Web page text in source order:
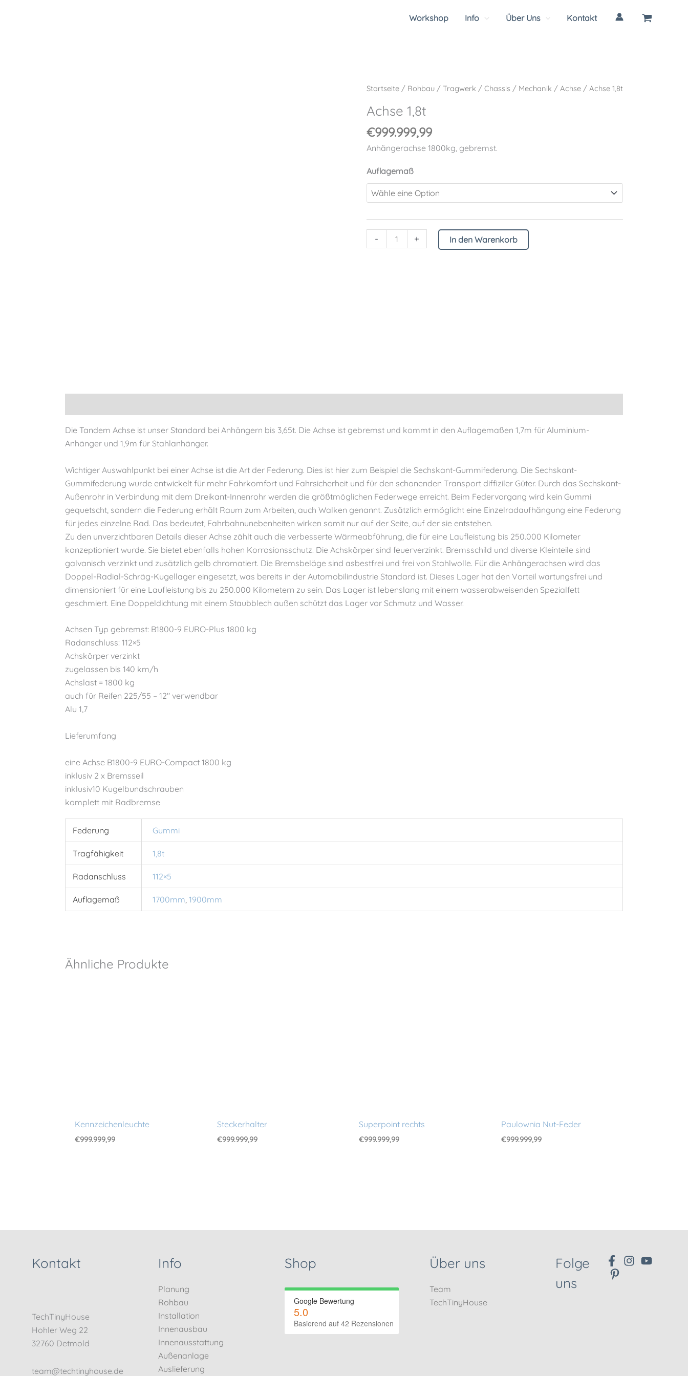
Workshop Info Über Uns Kontakt
Startseite/ Rohbau/ Tragwerk / Chassis / Mechanik / Achse/ Achse 1,8t
Achse 1,8t
€999.999,99
Anhängerachse 1800kg, gebremst.
Auflagemaß
-
Achse
Menge
+ In den Warenkorb
Die Tandem Achse ist unser Standard bei Anhängern bis 3,65t. Die Achse ist gebremst und kommt in den Auflagemaßen 1,7m für Aluminium-
Anhänger und 1,9m für Stahlanhänger.
Wichtiger Auswahlpunkt bei einer Achse ist die Art der Federung. Dies ist hier zum Beispiel die Sechskant-Gummifederung. Die Sechskant-
Gummifederung wurde entwickelt für mehr Fahrkomfort und Fahrsicherheit und für den schonenden Transport diffiziler Güter. Durch das Sechskant-
Außenrohr in Verbindung mit dem Dreikant-Innenrohr werden die größtmöglichen Federwege erreicht. Beim Federvorgang wird kein Gummi
gequetscht, sondern die Federung erhält Raum zum Arbeiten, auch Walken genannt. Zusätzlich ermöglicht eine Einzelradaufhängung eine Federung
für jedes einzelne Rad. Das bedeutet, Fahrbahnunebenheiten wirken somit nur auf der Seite, auf der sie entstehen.
Zu den unverzichtbaren Details dieser Achse zählt auch die verbesserte Wärmeabführung, die für eine Laufleistung bis 250.000 Kilometer
konzeptioniert wurde. Sie bietet ebenfalls hohen Korrosionsschutz. Die Achskörper sind feuerverzinkt. Bremsschild und diverse Kleinteile sind
galvanisch verzinkt und zusätzlich gelb chromatiert. Die Bremsbeläge sind asbestfrei und frei von Stahlwolle. Für die Anhängerachsen wird das
Doppel-Radial-Schräg-Kugellager eingesetzt, was bereits in der Automobilindustrie Standard ist. Dieses Lager hat den Vorteil wartungsfrei und
dimensioniert für eine Laufleistung bis zu 250.000 Kilometern zu sein. Das Lager ist lebenslang mit einem wasserabweisenden Spezialfett
geschmiert. Eine Doppeldichtung mit einem Staubblech außen schützt das Lager vor Schmutz und Wasser.
Achsen Typ gebremst: B1800-9 EURO-Plus 1800 kg
Radanschluss: 112×5
Achskörper verzinkt
zugelassen bis 140 km/h
Achslast = 1800 kg
auch für Reifen 225/55 – 12″ verwendbar
Alu 1,7
Lieferumfang
eine Achse B1800-9 EURO-Compact 1800 kg
inklusiv 2 x Bremsseil
inklusiv10 Kugelbundschrauben
komplett mit Radbremse
Federung Gummi
Tragfähigkeit 1,8t
Radanschluss 112×5
Auflagemaß 1700mm ,1900mm
Ähnliche Produkte
Kennzeichenleuchte
€999.999,99
Steckerhalter
€999.999,99
Superpoint rechts
€999.999,99
Paulownia Nut-Feder
€999.999,99
Kontakt
TechTinyHouse
Hohler Weg 22
32760 Detmold
team@techtinyhouse.de
Info
Planung
Rohbau
Installation
Innenausbau
Innenausstattung
Außenanlage
Auslieferung
Shop
Google Bewertung
5.0
Basierend auf 42 Rezensionen
Über uns
Team
TechTinyHouse
Folge
uns